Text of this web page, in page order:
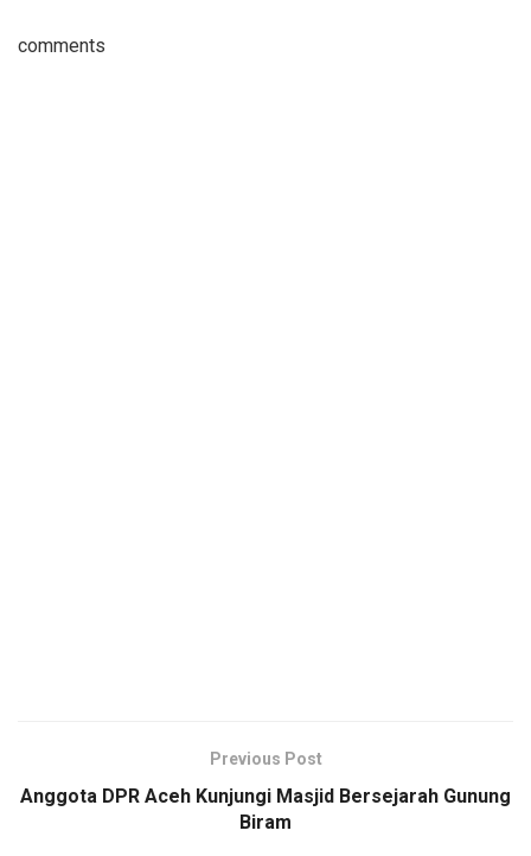
comments
Previous Post
Anggota DPR Aceh Kunjungi Masjid Bersejarah Gunung
Biram